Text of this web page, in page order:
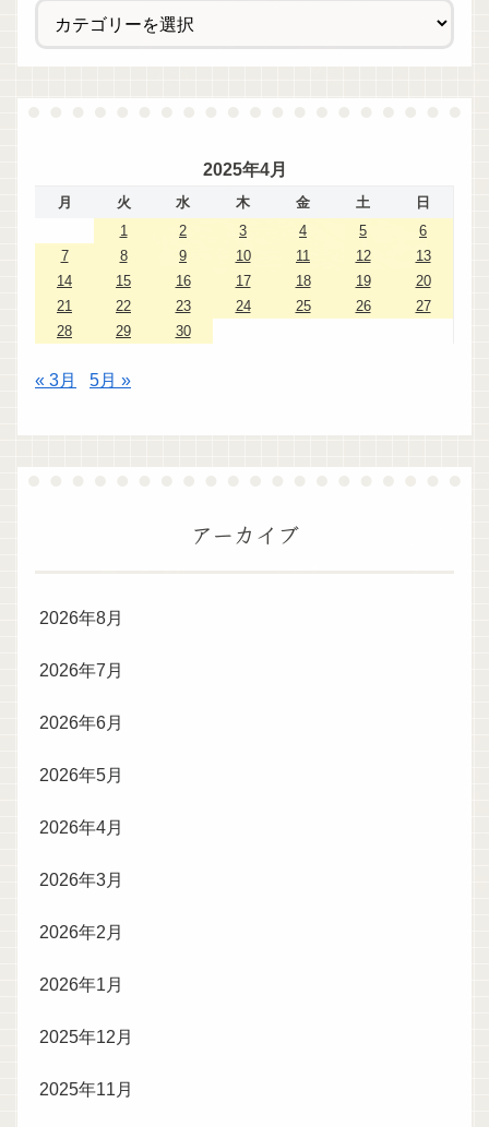
2025年4月
月 火 水 木 金 土
日
1
2 3 4 5
6
7
8 9 10 11 12
13
14
15 16 17 18 19
20
21
22 23 24 25 26
27
28
29 30
« 3月 5月 »
アーカイブ
2026年8月
2026年7月
2026年6月
2026年5月
2026年4月
2026年3月
2026年2月
2026年1月
2025年12月
2025年11月